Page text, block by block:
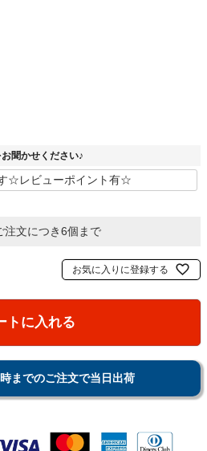
聞かせください♪
文につき6個まで
お気に入りに登録する
トに入れる
までのご注文で当日出荷